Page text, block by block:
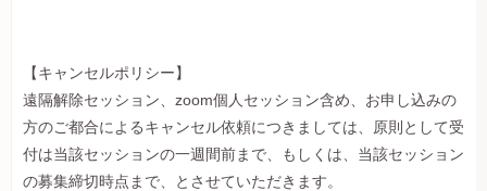
【キャンセルポリシー】
遠隔解除セッション、zoom個人セッション含め、お申し込みの
方のご都合によるキャンセル依頼につきましては、原則として受
付は当該セッションの一週間前まで、もしくは、当該セッション
の募集締切時点まで、とさせていただきます。